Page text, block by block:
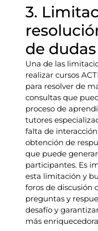
3.
de
Una de las
realizar cursos
para resolver de
consultas que
proceso de
tutores
falta de
obtención de
que puede
participantes. Es
esta limitación y
foros de discusión
preguntas y
desafío y
más